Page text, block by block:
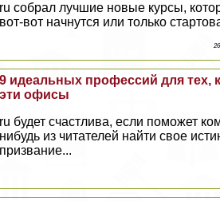
ru собрал лучшие новые курсы,
вот-вот начнутся или только
9 идеальных профессий для тех,
эти офисы
ru будет счастлива, если поможет
нибудь из читателей найти свое
призвание...